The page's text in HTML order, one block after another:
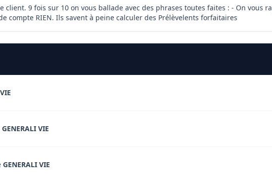
client. 9 fois sur 10 on vous ballade avec des phrases toutes faites : - On vous
compte RIEN. Ils savent à peine calculer des Prélèvelents forfaitaires
GENERALI VIE
GENERALI VIE